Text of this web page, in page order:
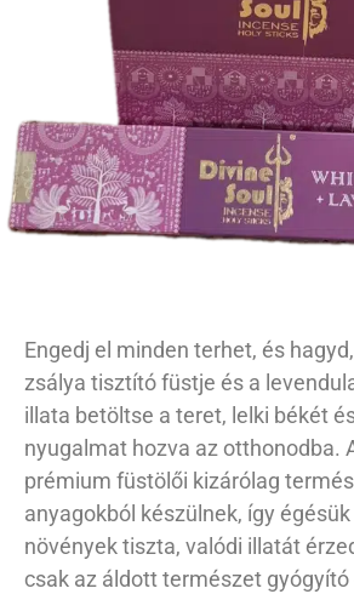
Engedj el minden terhet, és
zsálya tisztító füstje és a
illata betöltse a teret, lelki békét
nyugalmat hozva az otthonodba.
prémium füstölői kizárólag
anyagokból készülnek, így
növények tiszta, valódi illatát
csak az áldott természet